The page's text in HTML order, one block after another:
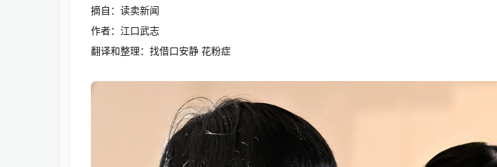
摘自：读卖新闻
作者：江口武志
翻译和整理：找借口安静 花粉症